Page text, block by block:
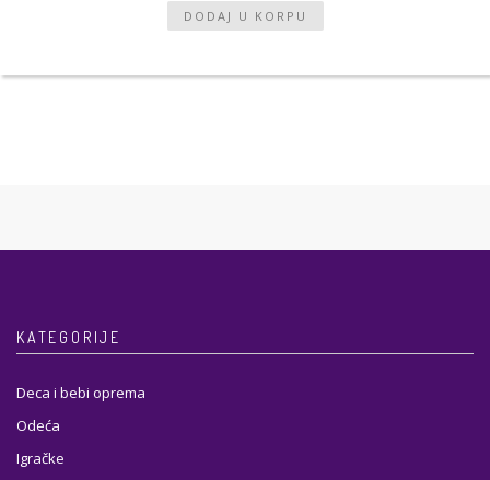
KATEGORIJE
Deca i bebi oprema
Odeća
Igračke